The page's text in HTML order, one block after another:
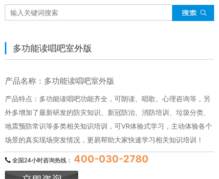
多功能读唱吧室外版
产品名称：多功能读唱吧室外版
产品特点：多功能读唱吧功能齐全，可朗读、唱歌、心理咨询等，另
外多增加了最新研发的防灾知识、新冠防治、消防培训、垃圾分类、
地震预防常识等多类相关知识培训，可VR体验式学习，主动体验各个
场景的真实现场突发情况，更易帮助大家快速学习相关知识培训！
全国24小时咨询热线： 400-030-2780